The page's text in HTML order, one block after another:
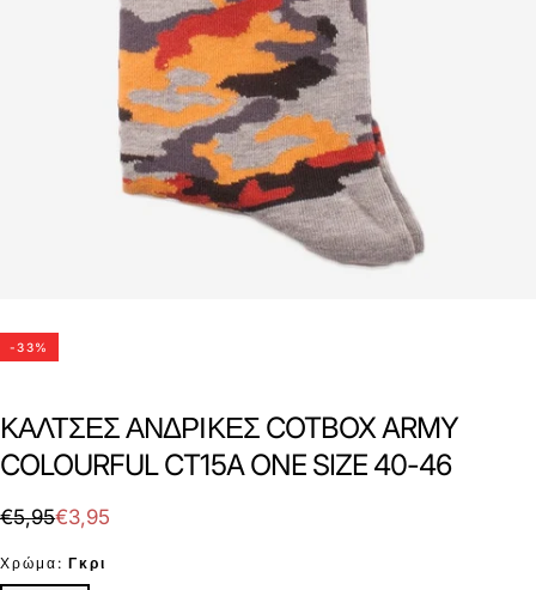
-33%
ΚΑΛΤΣΕΣ ΑΝΔΡΙΚΕΣ COTBOX ARMY
COLOURFUL CT15A ONE SIZE 40-46
€3,95
Τιμή
€5,95Τιμή
έκπτωση
€3,95
Χρώμα: Γκρι